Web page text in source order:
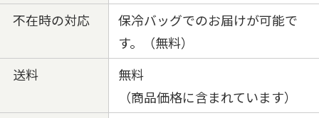
不在時の対応
保冷バッグでのお届けが可能で
す。（無料）
送料
無料
（商品価格に含まれています）